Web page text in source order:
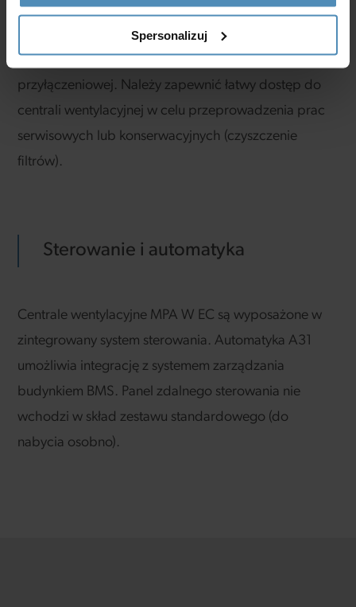
Spersonalizuj
podwieszanym, we wnęce lub na powierzchni).
Wszystkie połączenia elektryczne wykonuje się za
pomocą listwy zaciskowej znajdującej się w puszce
przyłączeniowej. Należy zapewnić łatwy dostęp do
centrali wentylacyjnej w celu przeprowadzenia prac
serwisowych lub konserwacyjnych (czyszczenie
filtrów).
Sterowanie i automatyka
Centrale wentylacyjne MPA W EC są wyposażone w
zintegrowany system sterowania. Automatyka A31
umożliwia integrację z systemem zarządzania
budynkiem BMS. Panel zdalnego sterowania nie
wchodzi w skład zestawu standardowego (do
nabycia osobno).